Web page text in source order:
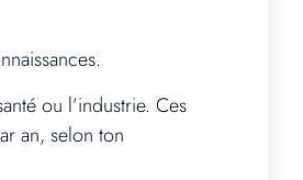
ou l’industrie. Ces
an, selon ton